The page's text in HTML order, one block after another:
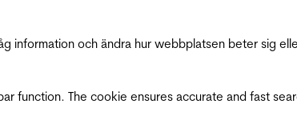
information och ändra hur webbplatsen beter sig
function. The cookie ensures accurate and fast